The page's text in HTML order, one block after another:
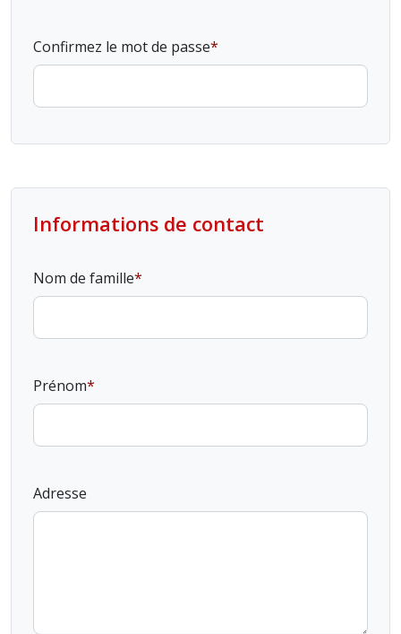
Confirmez le mot de passe
Informations de contact
Nom de famille
Prénom
Adresse